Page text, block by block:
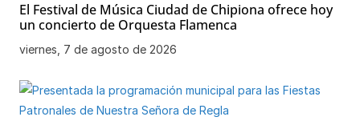
El Festival de Música Ciudad de Chipiona ofrece hoy
un concierto de Orquesta Flamenca
viernes, 7 de agosto de 2026